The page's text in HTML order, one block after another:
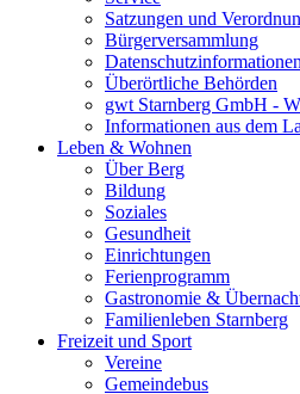
Satzungen und
Bürgerversammlung
Datenschutzinformationen
Überörtliche Behörden
gwt Starnberg GmbH -
Informationen aus dem
Leben & Wohnen
Über Berg
Bildung
Soziales
Gesundheit
Einrichtungen
Ferienprogramm
Gastronomie &
Familienleben Starnberg
Freizeit und Sport
Vereine
Gemeindebus